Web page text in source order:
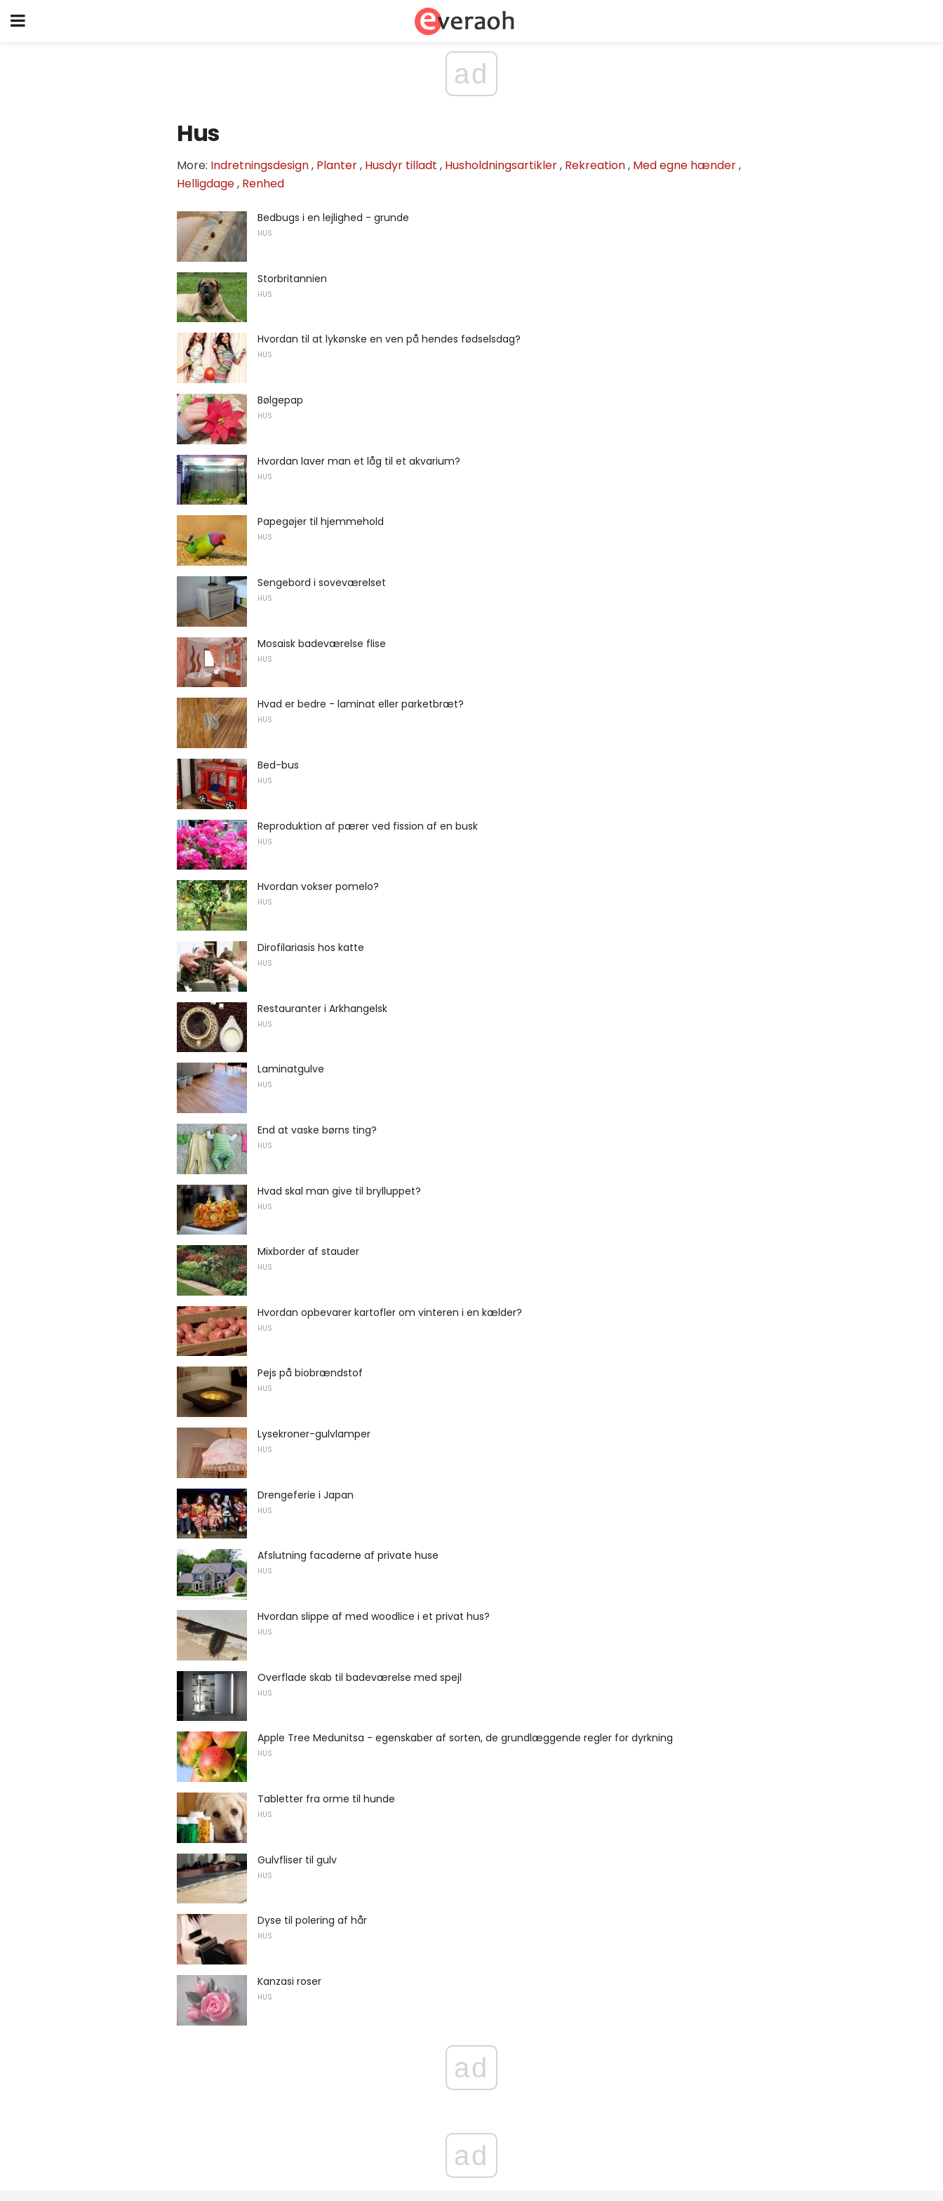
ad
Hus
More: Indretningsdesign, Planter, Husdyr tilladt , Husholdningsartikler, Rekreation, Med egne hænder,
Helligdage, Renhed
Bedbugs i en lejlighed - grunde
HUS
Storbritannien
HUS
Hvordan til at lykønske en ven på hendes fødselsdag?
HUS
Bølgepap
HUS
Hvordan laver man et låg til et akvarium?
HUS
Papegøjer til hjemmehold
HUS
Sengebord i soveværelset
HUS
Mosaisk badeværelse flise
HUS
Hvad er bedre - laminat eller parketbræt?
HUS
Bed-bus
HUS
Reproduktion af pærer ved fission af en busk
HUS
Hvordan vokser pomelo?
HUS
Dirofilariasis hos katte
HUS
Restauranter i Arkhangelsk
HUS
Laminatgulve
HUS
End at vaske børns ting?
HUS
Hvad skal man give til brylluppet?
HUS
Mixborder af stauder
HUS
Hvordan opbevarer kartofler om vinteren i en kælder?
HUS
Pejs på biobrændstof
HUS
Lysekroner-gulvlamper
HUS
Drengeferie i Japan
HUS
Afslutning facaderne af private huse
HUS
Hvordan slippe af med woodlice i et privat hus?
HUS
Overflade skab til badeværelse med spejl
HUS
Apple Tree Medunitsa - egenskaber af sorten, de grundlæggende regler for dyrkning
HUS
Tabletter fra orme til hunde
HUS
Gulvfliser til gulv
HUS
Dyse til polering af hår
HUS
Kanzasi roser
HUS
ad
ad